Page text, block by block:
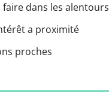
faire dans les alentours
a proximité
proches